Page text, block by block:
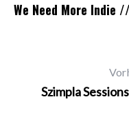
We Need More Indie
Szimpla